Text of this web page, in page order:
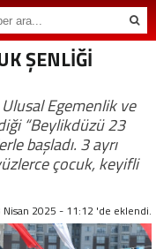
ŞENLİĞİ
Egemenlik ve
“Beylikdüzü 23
başladı. 3 ayrı
çocuk, keyifli
Nisan 2025 - 11:12 'de eklendi.